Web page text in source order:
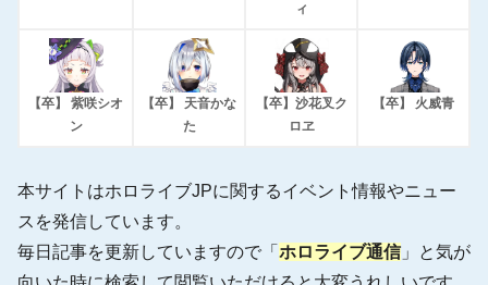
ィ
【卒】 紫咲シオ
ン
【卒】 天音かな
た
【卒】沙花叉ク
ロヱ
【卒】 火威青
本サイトはホロライブJPに関するイベント情報やニュー
スを発信しています。
毎日記事を更新していますので「 ホロライブ通信 」と気が